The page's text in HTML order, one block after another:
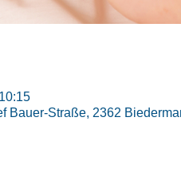
Bauer-Straße, 2362